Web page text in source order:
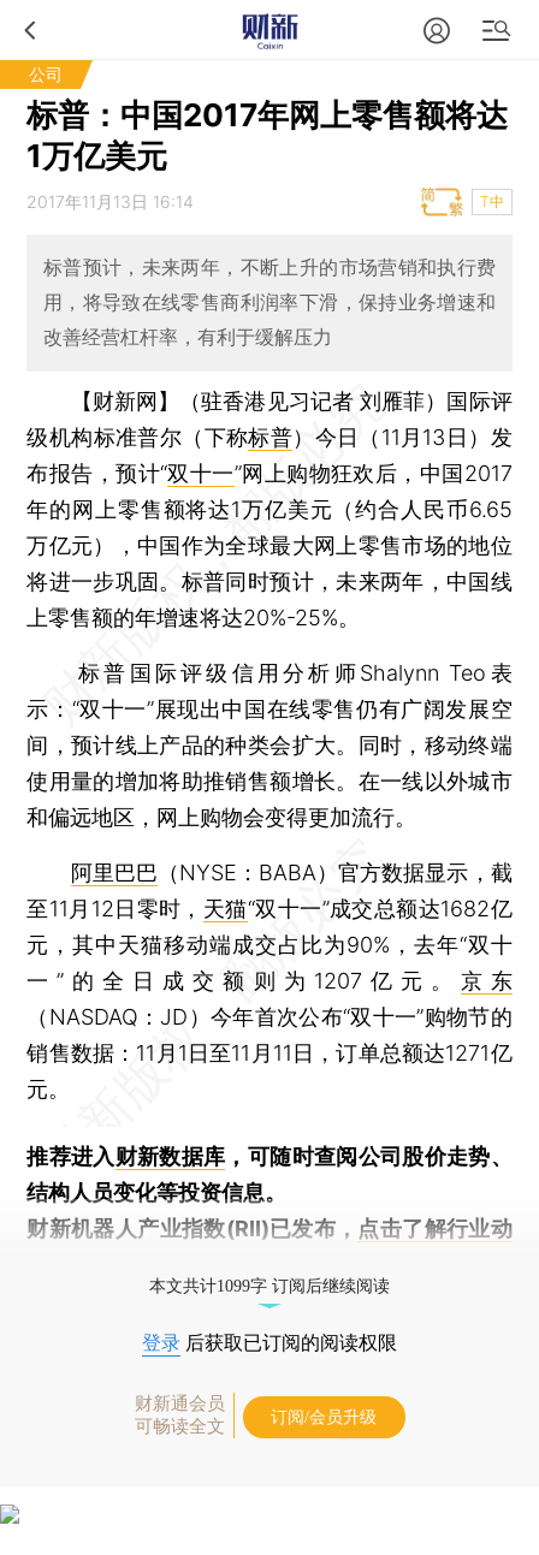
公司
标普：中国2017年网上零售额将达
1万亿美元
2017年11月13日 16:14 T中
标普预计，未来两年，不断上升的市场营销和执行费
用，将导致在线零售商利润率下滑，保持业务增速和
改善经营杠杆率，有利于缓解压力
【财新网】（驻香港见习记者 刘雁菲） 国际评
级机构标准普尔（下称标普）今日（11月13日）发
布报告，预计“双十一”网上购物狂欢后，中国2017
年的网上零售额将达1万亿美元（约合人民币6.65
万亿元），中国作为全球最大网上零售市场的地位
将进一步巩固。标普同时预计，未来两年，中国线
上零售额的年增速将达20%-25%。
标普国际评级信用分析师Shalynn Teo表
示：“双十一”展现出中国在线零售仍有广阔发展空
间，预计线上产品的种类会扩大。同时，移动终端
使用量的增加将助推销售额增长。在一线以外城市
和偏远地区，网上购物会变得更加流行。
阿里巴巴 （NYSE：BABA）官方数据显示，截
至11月12日零时， 天猫“双十一”成交总额达1682亿
元，其中天猫移动端成交占比为90%，去年“双十
一”的全日成交额则为1207亿元。 京东
（NASDAQ：JD）今年首次公布“双十一”购物节的
销售数据：11月1日至11月11日，订单总额达1271亿
元。
推荐进入财新数据库 ，可随时查阅公司股价走势、
结构人员变化等投资信息。
财新机器人产业指数(RII)已发布， 点击了解行业动
本文共计1099字 订阅后继续阅读
登录 后获取已订阅的阅读权限
财新通会员
可畅读全文
订阅/会员升级